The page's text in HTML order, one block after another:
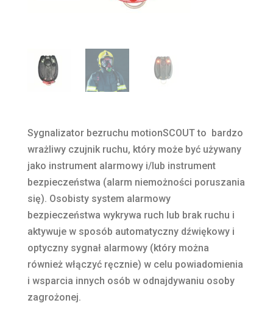
Sygnalizator bezruchu motionSCOUT to bardzo
wrażliwy czujnik ruchu, który może być używany
jako instrument alarmowy i/lub instrument
bezpieczeństwa (alarm niemożności poruszania
się). Osobisty system alarmowy
bezpieczeństwa wykrywa ruch lub brak ruchu i
aktywuje w sposób automatyczny dźwiękowy i
optyczny sygnał alarmowy (który można
również włączyć ręcznie) w celu powiadomienia
i wsparcia innych osób w odnajdywaniu osoby
zagrożonej.